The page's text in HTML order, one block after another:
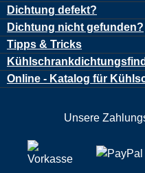
Dichtung defekt?
Dichtung nicht gefunden?
Tipps & Tricks
Online - Katalog für
Unsere